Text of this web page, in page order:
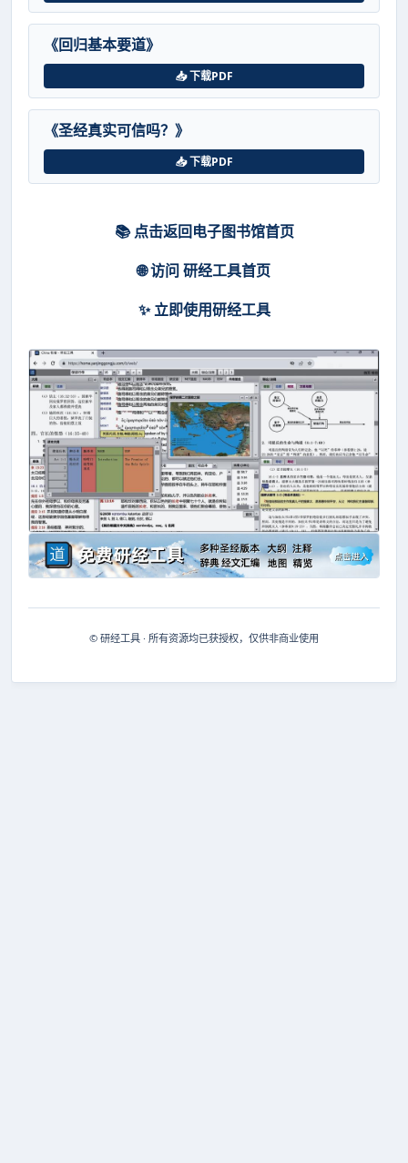
《回归基本要道》
📥 下载PDF
《圣经真实可信吗？》
📥 下载PDF
📚 点击返回电子图书馆首页
🌐 访问 研经工具首页
✨ 立即使用研经工具
© 研经工具 · 所有资源均已获授权，仅供非商业使用